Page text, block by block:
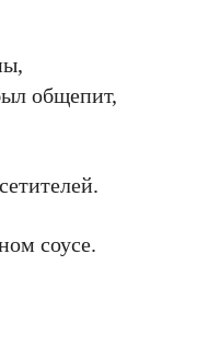
общепит,
соусе.